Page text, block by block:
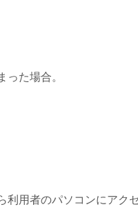
た場合。
用者のパソコンにア